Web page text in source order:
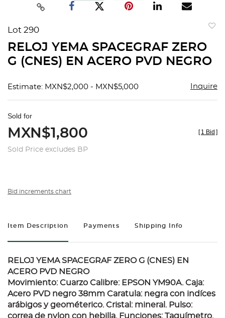
Lot 290
RELOJ YEMA SPACEGRAF ZERO
G (CNES) EN ACERO PVD NEGRO
Estimate: MXN$2,000 - MXN$5,000 Inquire
Sold for
MXN$1,800
Sold Price excludes BP
[ 1 Bid ]
Bid increments chart
Item Description Payments Shipping Info
RELOJ YEMA SPACEGRAF ZERO G (CNES) EN
ACERO PVD NEGRO
Movimiento: Cuarzo Calibre: EPSON YM90A. Caja:
Acero PVD negro 38mm Caratula: negra con indíces
arábigos y geométerico. Cristal: mineral. Pulso:
correa de nylon con hebilla. Funciones: Taquímetro.